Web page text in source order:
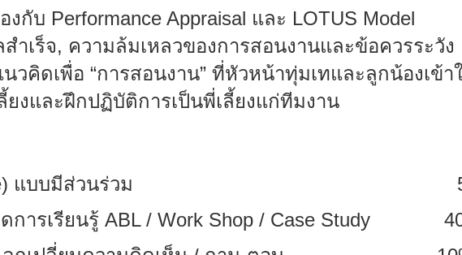
งกับ Performance Appraisal และ LOTUS Model
ำเร็จ, ความล้มเหลวของการสอนงานและข้อควรระวัง
วคิดเพื่อ “การสอนงาน” ที่หัวหน้าทุ่มเทและลูกน้องเข้า
ยงและฝึกปฏิบัติการเป็นพี่เลี้ยงแก่ทีมงาน
แบบมีส่วนร่วม
การเรียนรู้ ABL / Work Shop / Case Study